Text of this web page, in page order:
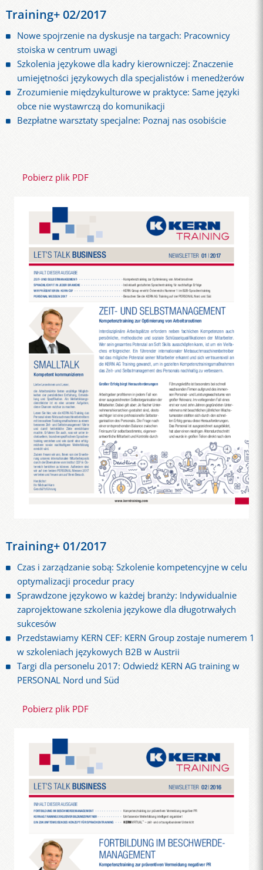
Training+ 02/2017
Nowe spojrzenie na dyskusje na targach: Pracownicy
stoiska w centrum uwagi
Szkolenia językowe dla kadry kierowniczej: Znaczenie
umiejętności językowych dla specjalistów i menedżerów
Zrozumienie międzykulturowe w praktyce: Same języki
obce nie wystawrczą do komunikacji
Bezpłatne warsztaty specjalne: Poznaj nas osobiście
Pobierz plik PDF
Training+ 01/2017
Czas i zarządzanie sobą: Szkolenie kompetencyjne w celu
optymalizacji procedur pracy
Sprawdzone językowo w każdej branży: Indywidualnie
zaprojektowane szkolenia językowe dla długotrwałych
sukcesów
Przedstawiamy KERN CEF: KERN Group zostaje numerem 1
w szkoleniach językowych B2B w Austrii
Targi dla personelu 2017: Odwiedź KERN AG training w
PERSONAL Nord und Süd
Pobierz plik PDF